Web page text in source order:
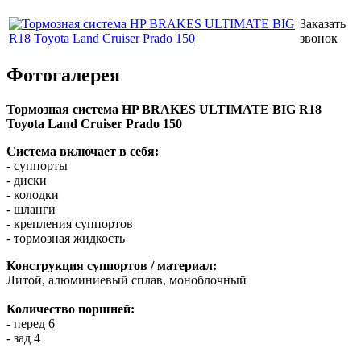
Заказать
звонок
Фотогалерея
Тормозная система HP BRAKES ULTIMATE BIG R18
Toyota Land Cruiser Prado 150
Система включает в себя:
- суппорты
- диски
- колодки
- шланги
- крепления суппортов
- тормозная жидкость
Конструкция суппортов / материал:
Литой, алюминиевый сплав, моноблочный
Количество поршней:
- перед 6
- зад 4